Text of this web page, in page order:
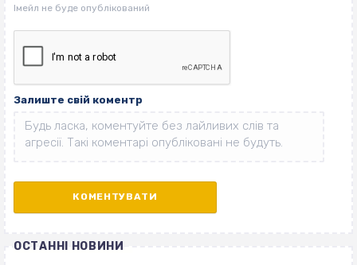
Залиште свій коментр
ОСТАННІ НОВИНИ